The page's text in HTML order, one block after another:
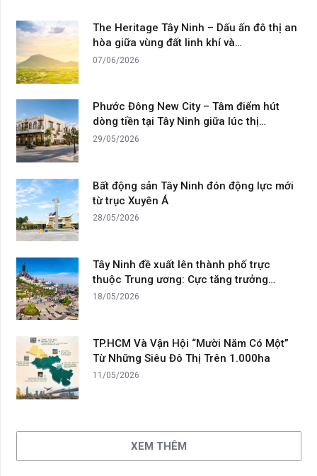
The Heritage Tây Ninh – Dấu ấn đô thị an
hòa giữa vùng đất linh khí và…
07/06/2026
Phước Đông New City – Tâm điểm hút
dòng tiền tại Tây Ninh giữa lúc thị…
29/05/2026
Bất động sản Tây Ninh đón động lực mới
từ trục Xuyên Á
28/05/2026
Tây Ninh đề xuất lên thành phố trực
thuộc Trung ương: Cực tăng trưởng…
18/05/2026
TP.HCM Và Vận Hội “Mười Năm Có Một”
Từ Những Siêu Đô Thị Trên 1.000ha
11/05/2026
XEM THÊM